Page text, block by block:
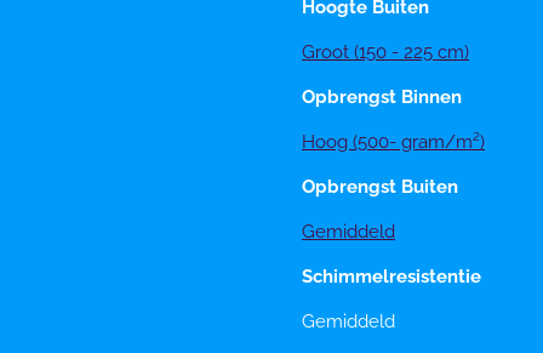
Hoogte Buiten
Groot (150 - 225 cm)
Opbrengst Binnen
Hoog (500- gram/m²)
Opbrengst Buiten
Gemiddeld
Schimmelresistentie
Gemiddeld